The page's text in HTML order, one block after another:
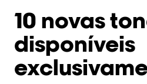
10 novas
disponíveis